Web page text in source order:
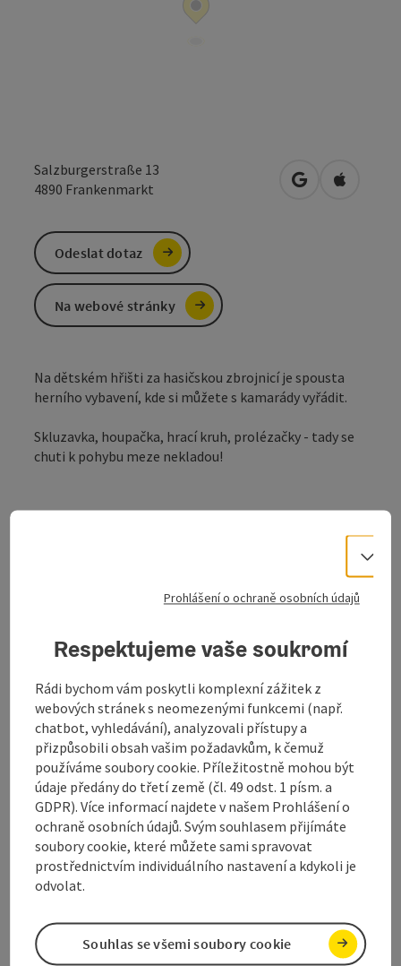
Salzburgerstraße 13
4890 Frankenmarkt Otevřít vOtevřít v
Na dětském hřišti za hasičskou zbrojnicí je spousta
herního vybavení, kde si můžete s kamarády vyřádit.
Skluzavka, houpačka, hrací kruh, prolézačky - tady se
chuti k pohybu meze nekladou!
Otevírací doba
Příjezd
Vybavení
Způsobilost
Bezbariérovost
Odeslat dotaz
Na webové stránky
Prohlášení o ochraně osobních údajů
Respektujeme vaše soukromí
Rádi bychom vám poskytli komplexní zážitek z
webových stránek s neomezenými funkcemi (např.
chatbot, vyhledávání), analyzovali přístupy a
přizpůsobili obsah vašim požadavkům, k čemuž
používáme soubory cookie. Příležitostně mohou být
údaje předány do třetí země (čl. 49 odst. 1 písm. a
GDPR). Více informací najdete v našem Prohlášení o
ochraně osobních údajů. Svým souhlasem přijímáte
soubory cookie, které můžete sami spravovat
prostřednictvím individuálního nastavení a kdykoli je
odvolat.
Souhlas se všemi soubory cookie